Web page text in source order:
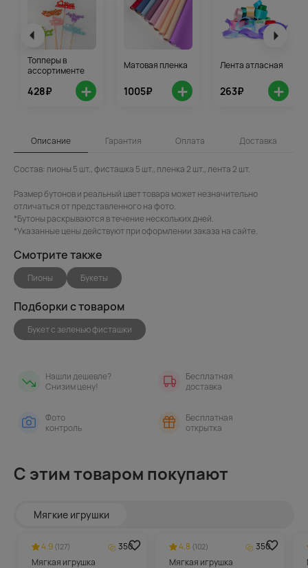
Топперы в
ассортименте
428₽ +
Матовая пленка
1005₽ +
Лента атласная
263₽ +
Описание Гарантия Оплата Доставка
Состав: пионы 5 шт., фисташка 5 шт., пленка 2 шт., лента 2 шт.
Размер бутонов и реальный цвет товара может незначительно
отличаться от представленного на фото.
*Бутоны раскрываются в течение нескольких дней.
*Указанные цены действуют при оформлении заказа на сайте.
Смотрите также
Пионы Букеты
Подборки с товаром
Букет с зеленью фисташки
Нашли дешевле?
Снизим цену!
Бесплатная
доставка
Фото
контроль
Бесплатная
открытка
С этим товаром покупают
Мягкие игрушки
4.9 (127)
350
Мягкая игрушка
4.8 (102)
350
Мягкая игрушка